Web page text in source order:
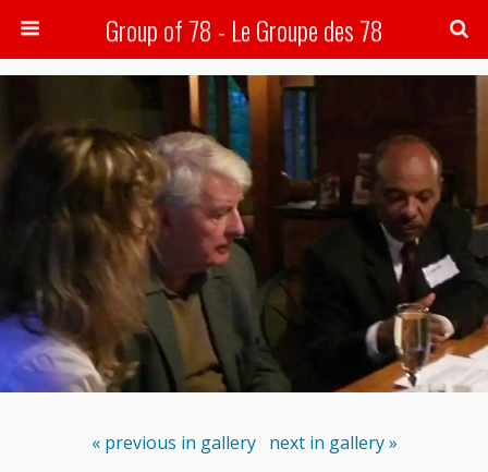
Group of 78 - Le Groupe des 78
Search
« previous in gallery next in gallery »